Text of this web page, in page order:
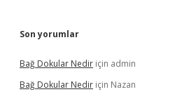
Son yorumlar
Bağ Dokular Nedir için admin
Bağ Dokular Nedir için Nazan